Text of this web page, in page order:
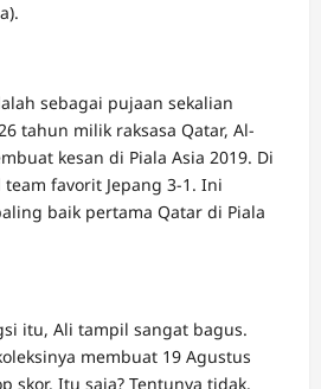
sebagai pujaan sekalian
tahun milik raksasa Qatar, Al-
kesan di Piala Asia 2019. Di
favorit Jepang 3-1. Ini
baik pertama Qatar di Piala
itu, Ali tampil sangat bagus.
membuat 19 Agustus
skor. Itu saja? Tentunya tidak.